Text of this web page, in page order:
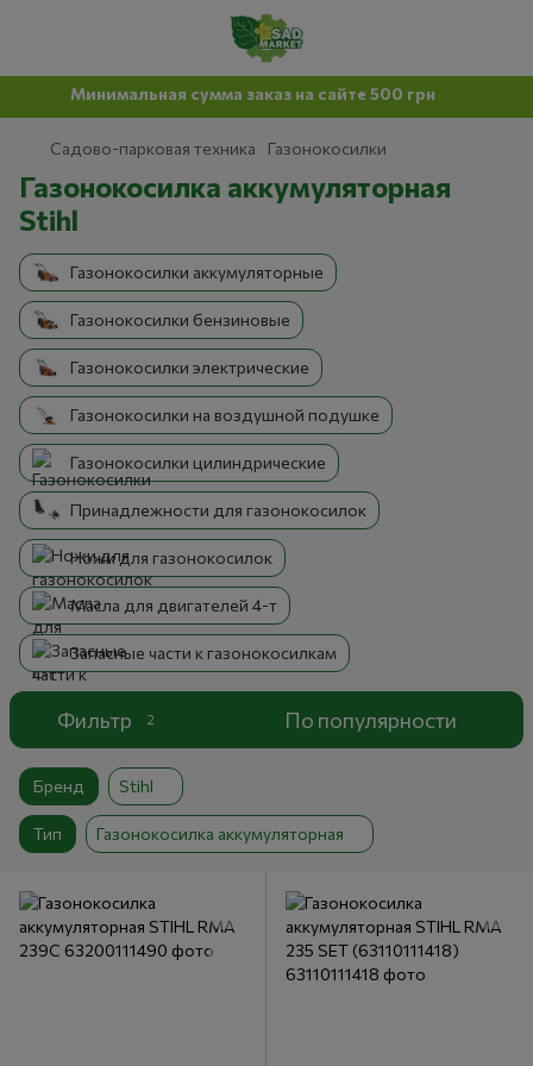
Минимальная сумма заказ на сайте 500 грн
Садово-парковая техника Газонокосилки
Газонокосилка аккумуляторная
Stihl
Газонокосилки аккумуляторные
Газонокосилки бензиновые
Газонокосилки электрические
Газонокосилки на воздушной подушке
Газонокосилки цилиндрические
Принадлежности для газонокосилок
Ножи для газонокосилок
Масла для двигателей 4-т
Запасные части к газонокосилкам
Фильтр 2 По популярности
Бренд Stihl
Тип Газонокосилка аккумуляторная